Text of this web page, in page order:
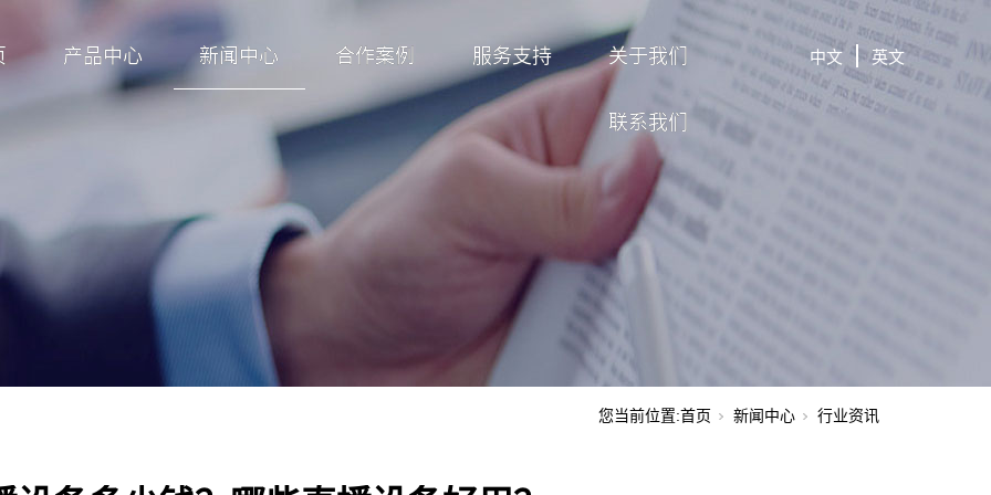
产品中心 新闻中心 合作案例 服务支持 关于我们
联系我们
中文 英文
您当前位置:首页 新闻中心 行业资讯